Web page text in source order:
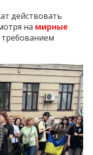
действовать
на мирные
требованием